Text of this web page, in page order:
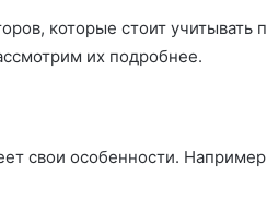
которые стоит учитывать
их подробнее.
свои особенности.